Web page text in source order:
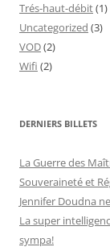
Trés-haut-débit(1)
Uncategorized (3)
VOD(2)
Wifi (2)
DERNIERS BILLETS
La Guerre des
Souveraineté et
Jennifer Doudna
La super
sympa!